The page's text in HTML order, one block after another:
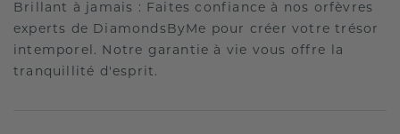
Brillant à jamais : Faites confiance à nos orfèvres
experts de DiamondsByMe pour créer votre trésor
intemporel. Notre garantie à vie vous offre la
tranquillité d'esprit.